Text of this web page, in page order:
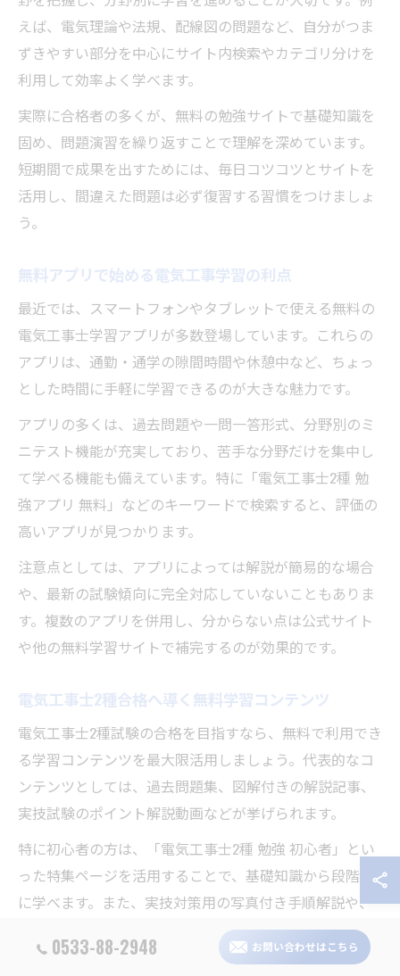
えば、電気理論や法規、配線図の問題など、自分がつま
ずきやすい部分を中心にサイト内検索やカテゴリ分けを
利用して効率よく学べます。
実際に合格者の多くが、無料の勉強サイトで基礎知識を
固め、問題演習を繰り返すことで理解を深めています。
短期間で成果を出すためには、毎日コツコツとサイトを
活用し、間違えた問題は必ず復習する習慣をつけましょ
う。
無料アプリで始める電気工事学習の利点
最近では、スマートフォンやタブレットで使える無料の
電気工事士学習アプリが多数登場しています。これらの
アプリは、通勤・通学の隙間時間や休憩中など、ちょっ
とした時間に手軽に学習できるのが大きな魅力です。
アプリの多くは、過去問題や一問一答形式、分野別のミ
ニテスト機能が充実しており、苦手な分野だけを集中し
て学べる機能も備えています。特に「電気工事士2種 勉
強アプリ 無料」などのキーワードで検索すると、評価の
高いアプリが見つかります。
注意点としては、アプリによっては解説が簡易的な場合
や、最新の試験傾向に完全対応していないこともありま
す。複数のアプリを併用し、分からない点は公式サイト
や他の無料学習サイトで補完するのが効果的です。
電気工事士2種合格へ導く無料学習コンテンツ
電気工事士2種試験の合格を目指すなら、無料で利用でき
る学習コンテンツを最大限活用しましょう。代表的なコ
ンテンツとしては、過去問題集、図解付きの解説記事、
実技試験のポイント解説動画などが挙げられます。
特に初心者の方は、「電気工事士2種 勉強 初心者」とい
った特集ページを活用することで、基礎知識から段階的
に学べます。また、実技対策用の写真付き手順解説や、
合格者の体験談も参考になります。
無料コンテンツを利用する際は、必ず信頼性の高いサイ
0533-88-2948 お問い合わせはこちら